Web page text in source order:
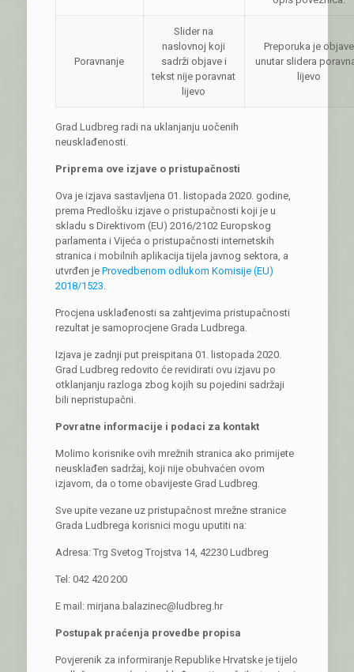
Poravnanje
Slider na
naslovnoj koji
sadrži objave i
tekst nije poravnat
lijevo
Preporuka je objave
unutar slidera
lijevo
Grad Ludbreg radi na uklanjanju uočenih
neusklađenosti.
Priprema ove izjave o pristupačnosti
Ova je izjava sastavljena 01. listopada 2020. godine,
prema Predlošku izjave o pristupačnosti koji je u
skladu s Direktivom (EU) 2016/2102 Europskog
parlamenta i Vijeća o pristupačnosti internetskih
stranica i mobilnih aplikacija tijela javnog sektora, a
utvrđen je Provedbenom odlukom Komisije (EU)
2018/1523.
Procjena usklađenosti sa zahtjevima pristupačnosti
rezultat je samoprocjene Grada Ludbrega.
Izjava je zadnji put preispitana 01. listopada 2020.
Grad Ludbreg redovito će revidirati ovu izjavu po
otklanjanju razloga zbog kojih su pojedini sadržaji
bili nepristupačni.
Povratne informacije i podaci za kontakt
Molimo korisnike ovih mrežnih stranica ako primijete
neusklađen sadržaj, koji nije obuhvaćen ovom
izjavom, da o tome obavijeste Grad Ludbreg.
Sve upite vezane uz pristupačnost mrežne stranice
Grada Ludbrega korisnici mogu uputiti na:
Adresa: Trg Svetog Trojstva 14, 42230 Ludbreg
Tel: 042 420 200
E mail: mirjana.balazinec@ludbreg.hr
Postupak praćenja provedbe propisa
Povjerenik za informiranje Republike Hrvatske je tijelo